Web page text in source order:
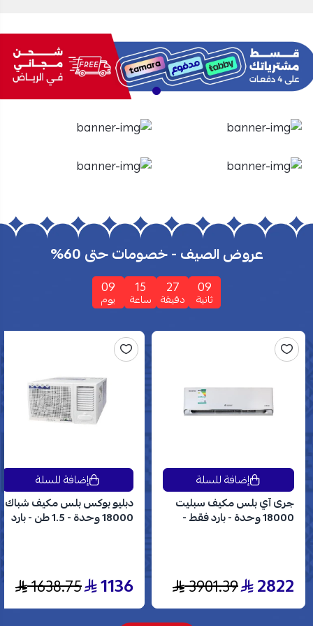
الأفران الشاشات
عروض الصيف - خصومات حتى 60%
08
ثانية
27
دقيقة
15
ساعة
09
يوم
جرى آي بلس مكيف سبليت
18000 وحدة - بارد فقط -
2822
3901.39
إضافة للسلة
دبليو بوكس بلس مكيف شباك
18000 وحدة - 1.5 طن - بارد
1136
1638.75
إضافة للسلة